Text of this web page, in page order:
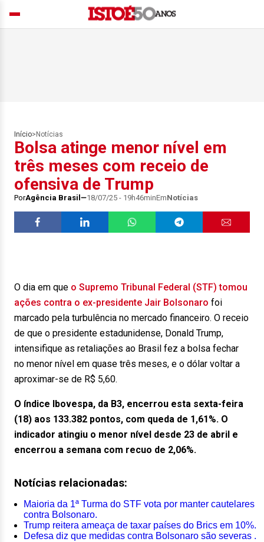
Início> Notícias
Bolsa atinge menor nível em
três meses com receio de
ofensiva de Trump
PorAgência Brasil 18/07/25 - 19h46minEmNotícias
O dia em que o Supremo Tribunal Federal (STF) tomou
ações contra o ex-presidente Jair Bolsonaro foi
marcado pela turbulência no mercado financeiro. O receio
de que o presidente estadunidense, Donald Trump,
intensifique as retaliações ao Brasil fez a bolsa fechar
no menor nível em quase três meses, e o dólar voltar a
aproximar-se de R$ 5,60.
O índice Ibovespa, da B3, encerrou esta sexta-feira
(18) aos 133.382 pontos, com queda de 1,61%. O
indicador atingiu o menor nível desde 23 de abril e
encerrou a semana com recuo de 2,06%.
Notícias relacionadas:
Maioria da 1ª Turma do STF vota por manter cautelares
contra Bolsonaro.
Trump reitera ameaça de taxar países do Brics em 10%.
Defesa diz que medidas contra Bolsonaro são severas .